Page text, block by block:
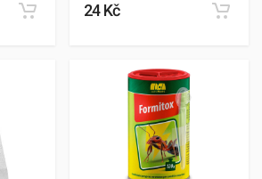
24 Kč